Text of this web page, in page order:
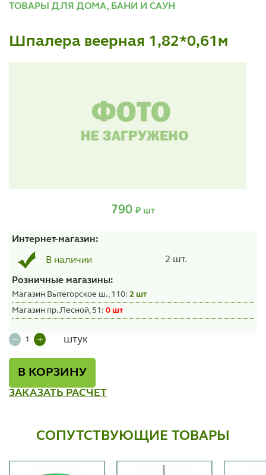
ТОВАРЫ ДЛЯ ДОМА, БАНИ И САУН
Шпалера веерная 1,82*0,61м
790 ₽ шт
Интернет-магазин:
В наличии 2 шт.
Розничные магазины:
Магазин Вытегорское ш., 110: 2 шт
Магазин пр. Лесной, 51: 0 шт
штук
В КОРЗИНУ
ЗАКАЗАТЬ РАСЧЕТ
СОПУТСТВУЮЩИЕ ТОВАРЫ